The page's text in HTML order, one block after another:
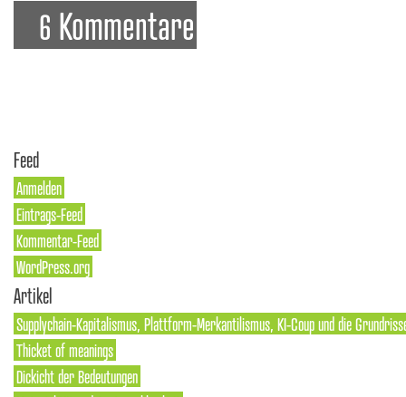
6 Kommentare
Feed
Anmelden
Eintrags-Feed
Kommentar-Feed
WordPress.org
Artikel
Supplychain-Kapitalismus, Plattform-Merkantilismus, KI-Coup und die
Thicket of meanings
Dickicht der Bedeutungen